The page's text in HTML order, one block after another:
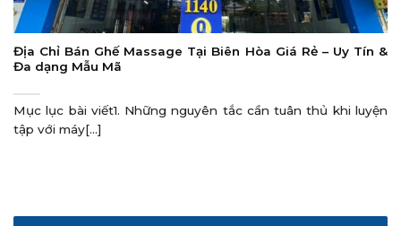
Địa Chỉ Bán Ghế Massage Tại Biên Hòa Giá Rẻ – Uy Tín &
Đa dạng Mẫu Mã
Mục lục bài viết1. Những nguyên tắc cần tuân thủ khi luyện
tập với máy[...]